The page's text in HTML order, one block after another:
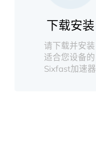
下载安装
请下载并安装
适合您设备的
Sixfast加速器